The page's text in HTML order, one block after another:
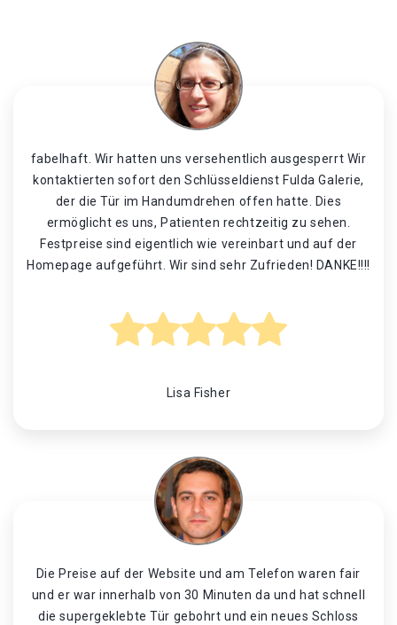
fabelhaft. Wir hatten uns versehentlich ausgesperrt Wir
kontaktierten sofort den Schlüsseldienst Fulda Galerie,
der die Tür im Handumdrehen offen hatte. Dies
ermöglicht es uns, Patienten rechtzeitig zu sehen.
Festpreise sind eigentlich wie vereinbart und auf der
Homepage aufgeführt. Wir sind sehr Zufrieden! DANKE!!!!
Lisa Fisher
Die Preise auf der Website und am Telefon waren fair
und er war innerhalb von 30 Minuten da und hat schnell
die supergeklebte Tür gebohrt und ein neues Schloss